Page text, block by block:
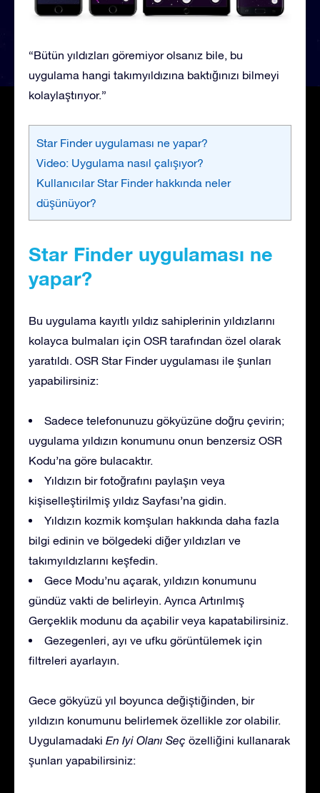
“Bütün yıldızları göremiyor olsanız bile, bu
uygulama hangi takımyıldızına baktığınızı bilmeyi
kolaylaştırıyor.”
Star Finder uygulaması ne yapar?
Video: Uygulama nasıl çalışıyor?
Kullanıcılar Star Finder hakkında neler
düşünüyor?
Star Finder uygulaması ne
yapar?
Bu uygulama kayıtlı yıldız sahiplerinin yıldızlarını
kolayca bulmaları için OSR tarafından özel olarak
yaratıldı. OSR Star Finder uygulaması ile şunları
yapabilirsiniz:
Sadece telefonunuzu gökyüzüne doğru çevirin;
uygulama yıldızın konumunu onun benzersiz OSR
Kodu’na göre bulacaktır.
Yıldızın bir fotoğrafını paylaşın veya
kişiselleştirilmiş yıldız Sayfası’na gidin.
Yıldızın kozmik komşuları hakkında daha fazla
bilgi edinin ve bölgedeki diğer yıldızları ve
takımyıldızlarını keşfedin.
Gece Modu’nu açarak, yıldızın konumunu
gündüz vakti de belirleyin. Ayrıca Artırılmış
Gerçeklik modunu da açabilir veya kapatabilirsiniz.
Gezegenleri, ayı ve ufku görüntülemek için
filtreleri ayarlayın.
Gece gökyüzü yıl boyunca değiştiğinden, bir
yıldızın konumunu belirlemek özellikle zor olabilir.
Uygulamadaki En İyi Olanı Seç özelliğini kullanarak
şunları yapabilirsiniz: